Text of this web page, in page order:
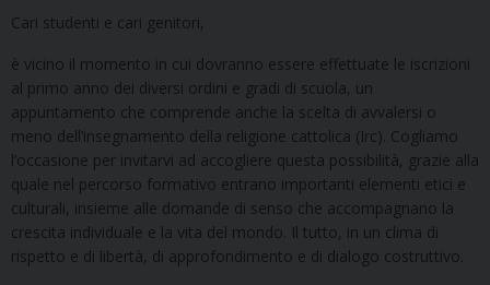
Cari studenti e cari genitori,
è vicino il momento in cui dovranno essere effettuate le iscrizioni
al primo anno dei diversi ordini e gradi di scuola, un
appuntamento che comprende anche la scelta di avvalersi o
meno dell’insegnamento della religione cattolica (Irc). Cogliamo
l’occasione per invitarvi ad accogliere questa possibilità, grazie alla
quale nel percorso formativo entrano importanti elementi etici e
culturali, insieme alle domande di senso che accompagnano la
crescita individuale e la vita del mondo. Il tutto, in un clima di
rispetto e di libertà, di approfondimento e di dialogo costruttivo.